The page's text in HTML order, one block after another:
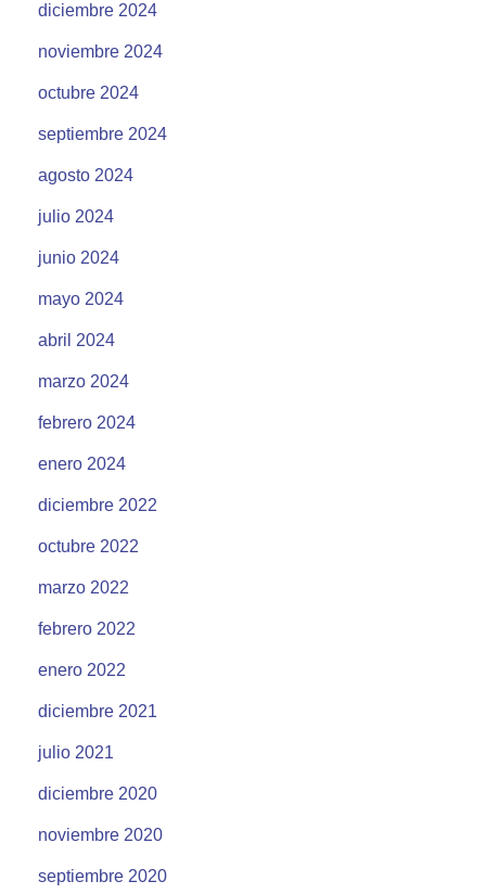
diciembre 2024
noviembre 2024
octubre 2024
septiembre 2024
agosto 2024
julio 2024
junio 2024
mayo 2024
abril 2024
marzo 2024
febrero 2024
enero 2024
diciembre 2022
octubre 2022
marzo 2022
febrero 2022
enero 2022
diciembre 2021
julio 2021
diciembre 2020
noviembre 2020
septiembre 2020